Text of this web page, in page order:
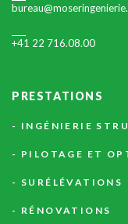
+41 22 716.08.00
PRESTATIONS
INGÉNIERIE
PILOTAGE ET
SURÉLÉVATIONS
RÉNOVATIONS